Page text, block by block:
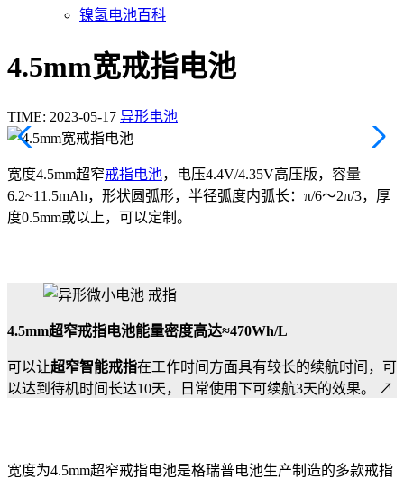
镍氢电池百科
4.5mm宽戒指电池
TIME: 2023-05-17 异形电池
宽度4.5mm超窄戒指电池，电压4.4V/4.35V高压版，容量
6.2~11.5mAh，形状圆弧形，半径弧度内弧长：π/6～2π/3，厚
度0.5mm或以上，可以定制。
4.5mm超窄戒指电池能量密度高达≈470Wh/L
可以让超窄智能戒指在工作时间方面具有较长的续航时间，可
以达到待机时间长达10天，日常使用下可续航3天的效果。 ↗
宽度为4.5mm超窄戒指电池是格瑞普电池生产制造的多款戒指